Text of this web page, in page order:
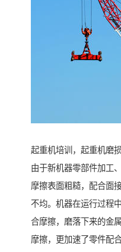
起重机培训，起重机磨
由于新机器零部件加工
摩擦表面粗糙，配合面
不均。机器在运行过程
合摩擦，磨落下来的金
摩擦，更加速了零件配